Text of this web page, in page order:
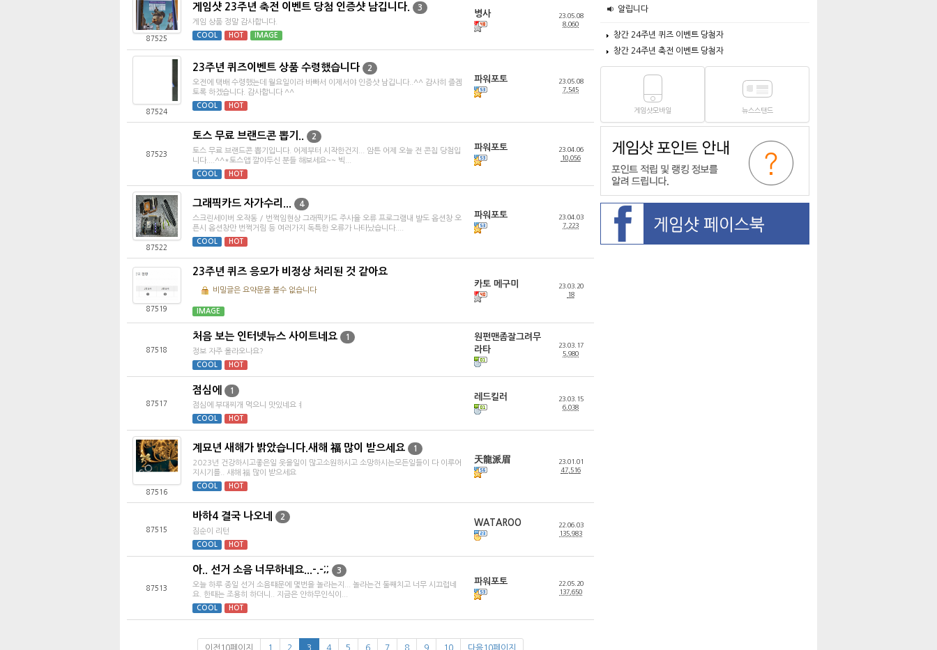
87525
게임샷 23주년 축전 이벤트 당첨 인증샷 남깁니다. 3
게임 상품 정말 감사합니다.
COOL HOT IMAGE
병사
23.05.08
8,060
87524
23주년 퀴즈이벤트 상품 수령했습니다 2
오전에 택배 수령했는데 월요일이라 바빠서 이제서야 인증샷 남깁니다..^^ 감사히 즐겜
토록 하겠습니다. 감사합니다 ^^
COOL HOT
파워포토
23.05.08
7,545
87523
토스 무료 브랜드콘 뽑기.. 2
토스 무료 브랜드콘 뽑기입니다. 어제부터 시작한건지... 암튼 어제 오늘 전 콘칩 당첨입
니다....^^*토스앱 깔아두신 분들 해보세요~~ 빅...
COOL HOT
파워포토
23.04.06
10,056
87522
그래픽카드 자가수리... 4
스크린세이버 오작동 / 번쩍임현상 그래픽카드 주사율 오류 프로그램내 뱔도 옵션창 오
픈시 옵션창만 번쩍거림 등 여러가지 독특한 오류가 나타났습니다....
COOL HOT
파워포토
23.04.03
7,223
87519
23주년 퀴즈 응모가 비정상 처리된 것 같아요
비밀글은 요약문을 볼수 없습니다
IMAGE
카토 메구미
23.03.20
18
87518
처음 보는 인터넷뉴스 사이트네요 1
정보 자주 올라오나요?
COOL HOT
원펀맨좀잘그려무
라타
23.03.17
5,980
87517
점심에 1
점심에 부대찌개 먹으니 맛있네요ㅕ
COOL HOT
레드킬러
23.03.15
6,038
87516
계묘년 새해가 밝았습니다.새해 福 많이 받으세요 1
2023년 건강하시고좋은일 웃을일이 많고소원하시고 소망하시는모든일들이 다 이루어
지시기를.. 새해 福 많이 받으세요
COOL HOT
天龍派眉
23.01.01
47,516
87515
바하4 결국 나오네 2
짐순이 리턴
COOL HOT
WATAROO
22.06.03
135,983
87513
아.. 선거 소음 너무하네요...-.-;; 3
오늘 하루 종일 선거 소음떄문에 몇번을 놀라는지... 놀라는건 둘째치고 너무 시끄럽네
요. 한때는 조용히 하더니.. 지금은 안하무인식이...
COOL HOT
파워포토
22.05.20
137,650
이전10페이지 1 2 3 4 5 6 7 8 9 10 다음10페이지
알립니다
창간 24주년 퀴즈 이벤트 당첨자
창간 24주년 축전 이벤트 당첨자
게임샷모바일 뉴스스탠드